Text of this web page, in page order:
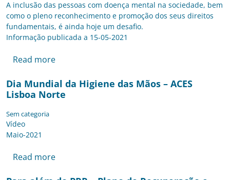
A inclusão das pessoas com doença mental na sociedade, bem
como o pleno reconhecimento e promoção dos seus direitos
fundamentais, é ainda hoje um desafio.
Informação publicada a 15-05-2021
Read more
Dia Mundial da Higiene das Mãos – ACES
Lisboa Norte
Sem categoria
Vídeo
Maio-2021
Read more